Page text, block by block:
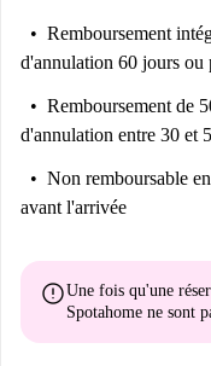
Remboursement
d'annulation 60 jours ou
Remboursement de
d'annulation entre 30 et
Non remboursable
avant l'arrivée
errorUne fois qu'une
Spotahome ne sont